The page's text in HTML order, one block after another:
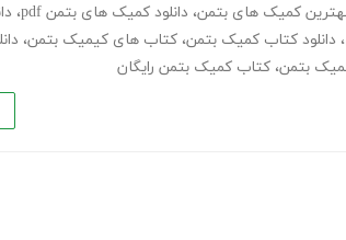
کمیک های بتمن، دانلود کمیک های بتمن pdf ،
، دانلود کتاب کمیک بتمن، کتاب های کیمیک بتمن،
بتمن، کتاب کمیک بتمن رایگان